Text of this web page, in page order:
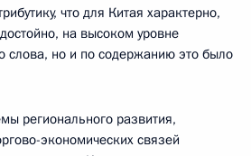
что для Китая характерно,
на высоком уровне
слова, но и по содержанию это было
регионального развития,
экономических связей